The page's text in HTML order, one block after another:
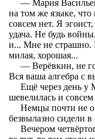
— Мария
на том же языке,
совсем нет. Я
удача. Не будь
и... Мне не страшно.
милая, хорошая...
— Верёвкин, не
Вся ваша алгебра с
Ещё через день у
шевелилась и
Немцы почти не
безвылазно сидели в
Вечером